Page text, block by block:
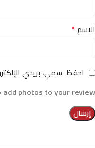
الاسم*
احفظ اسمي، بريدي
photos to your review.